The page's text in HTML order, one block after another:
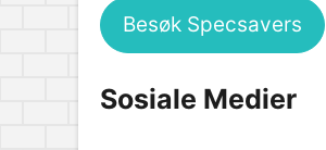
Besøk Specsavers
Sosiale Medier